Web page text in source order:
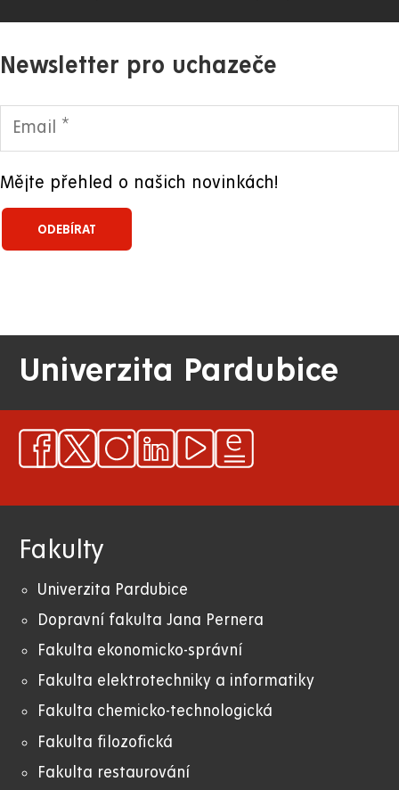
Newsletter pro uchazeče
Mějte přehled o našich novinkách!
Univerzita Pardubice
Fakulty
Univerzita Pardubice
Dopravní fakulta Jana Pernera
Fakulta ekonomicko-správní
Fakulta elektrotechniky a informatiky
Fakulta chemicko-technologická
Fakulta filozofická
Fakulta restaurování